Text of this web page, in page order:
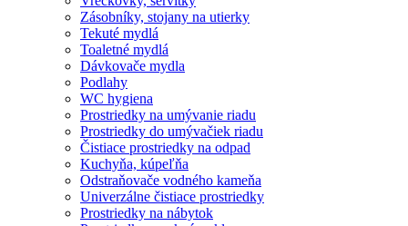
Zásobníky, stojany na utierky
Tekuté mydlá
Toaletné mydlá
Dávkovače mydla
Podlahy
WC hygiena
Prostriedky na umývanie riadu
Prostriedky do umývačiek riadu
Čistiace prostriedky na odpad
Kuchyňa, kúpeľňa
Odstraňovače vodného kameňa
Univerzálne čistiace prostriedky
Prostriedky na nábytok